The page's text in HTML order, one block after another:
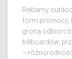
Reklamy
form promocji,
grona
billboardów,
–